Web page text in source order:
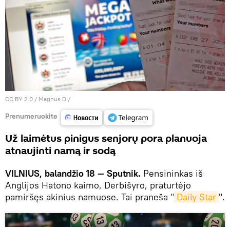
CC BY 2.0 / Magnus D /
Prenumeruokite
Už laimėtus pinigus senjorų pora planuoja
atnaujinti namą ir sodą
VILNIUS, balandžio 18 — Sputnik. Pensininkas iš
Anglijos Hatono kaimo, Derbišyro, praturtėjo
pamiršęs akinius namuose. Tai praneša " Daily Star ".